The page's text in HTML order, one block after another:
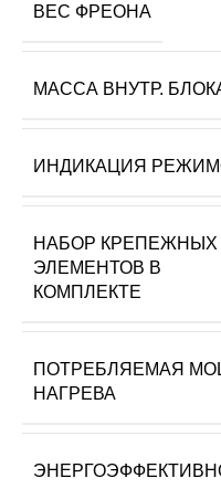
ВЕС ФРЕОНА
МАССА ВНУТР.
ИНДИКАЦИЯ
НАБОР КРЕПЕЖНЫХ
ЭЛЕМЕНТОВ В
КОМПЛЕКТЕ
ПОТРЕБЛЯЕМАЯ
НАГРЕВА